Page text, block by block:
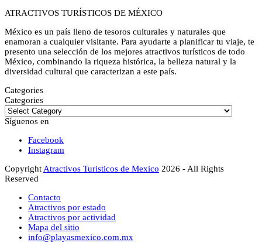
ATRACTIVOS TURÍSTICOS DE MÉXICO
México es un país lleno de tesoros culturales y naturales que
enamoran a cualquier visitante. Para ayudarte a planificar tu viaje, te
presento una selección de los mejores atractivos turísticos de todo
México, combinando la riqueza histórica, la belleza natural y la
diversidad cultural que caracterizan a este país.
Categories
Categories
Síguenos en
Facebook
Instagram
CopyrightAtractivos Turisticos de Mexico 2026 - All Rights
Reserved
Contacto
Atractivos por estado
Atractivos por actividad
Mapa del sitio
info@playasmexico.com.mx